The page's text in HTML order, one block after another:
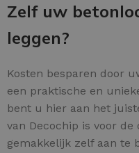
Zelf uw
leggen?
Kosten besparen door
een praktische en
bent u hier aan het
van Decochip is voor
gemakkelijk zelf aan te